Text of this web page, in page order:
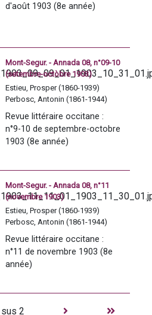
d'août 1903 (8e année)
Mont-Segur. - Annada 08, n°09-10
(setembre-octòbre 1903)
Estieu, Prosper (1860-1939)
Perbosc, Antonin (1861-1944)
Revue littéraire occitane :
n°9-10 de septembre-octobre
1903 (8e année)
Mont-Segur. - Annada 08, n°11
(novembre 1903)
Estieu, Prosper (1860-1939)
Perbosc, Antonin (1861-1944)
Revue littéraire occitane :
n°11 de novembre 1903 (8e
année)
sus 2